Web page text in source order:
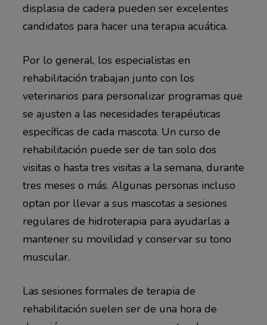
displasia de cadera pueden ser excelentes
candidatos para hacer una terapia acuática.
Por lo general, los especialistas en
rehabilitación trabajan junto con los
veterinarios para personalizar programas que
se ajusten a las necesidades terapéuticas
específicas de cada mascota. Un curso de
rehabilitación puede ser de tan solo dos
visitas o hasta tres visitas a la semana, durante
tres meses o más. Algunas personas incluso
optan por llevar a sus mascotas a sesiones
regulares de hidroterapia para ayudarlas a
mantener su movilidad y conservar su tono
muscular.
Las sesiones formales de terapia de
rehabilitación suelen ser de una hora de